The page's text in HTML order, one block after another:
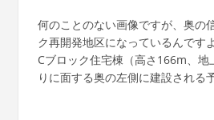
何のことのない画像ですが、奥の
ク再開発地区になっているんですよ
Cブロック住宅棟（高さ166m、地
りに面する奥の左側に建設される